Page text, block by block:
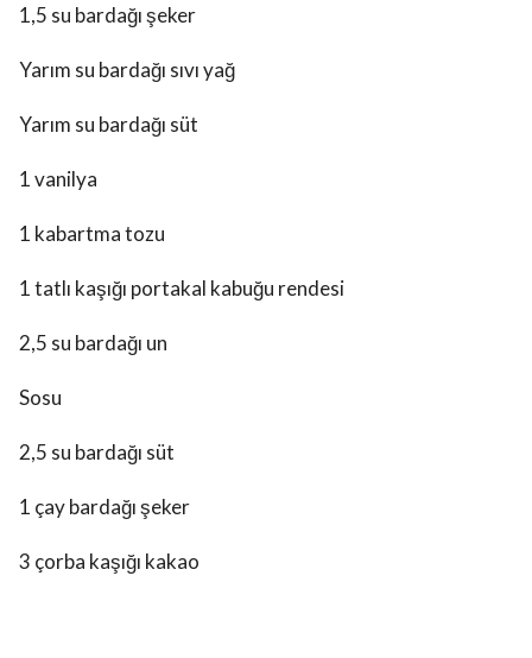
1,5 su bardağı şeker
Yarım su bardağı sıvı yağ
Yarım su bardağı süt
1 vanilya
1 kabartma tozu
1 tatlı kaşığı portakal kabuğu rendesi
2,5 su bardağı un
Sosu
2,5 su bardağı süt
1 çay bardağı şeker
3 çorba kaşığı kakao